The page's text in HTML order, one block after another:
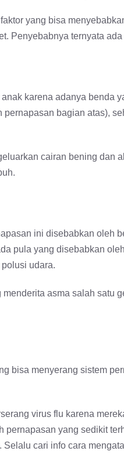
yang bisa
Penyebabnya ternyata
karena adanya benda
bagian atas),
cairan bening dan
ini disebabkan oleh
pula yang disebabkan
udara.
asma salah satu
bisa menyerang sistem
virus flu karena
pernapasan yang sedikit
cari info cara